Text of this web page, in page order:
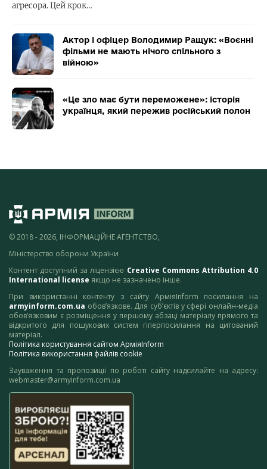
агресора. Цей крок…
Актор і офіцер Володимир Ращук: «Воєнні
фільми не мають нічого спільного з
війною»
«Це зло має бути переможене»: історія
українця, який пережив російський полон
© 2018 - 2026, ІНФОРМАЦІЙНЕ АГЕНТСТВО,
Міністерство оборони України
Контент доступний за ліцензією Creative Commons Attribution 4.0
International license якщо не зазначено інше.
При використанні контенту з сайту АрміяInform посилання на
armyinform.com.ua обов’язкове. Для суб’єктів у сфері онлайн-медіа
обов’язковим є розміщення у першому абзаці матеріалу прямого та
відкритого для пошукових систем гіперпосилання на цитований
матеріал.
Політика користування сайтом АрміяInform
Політика використання файлів cookie
Зауваження та пропозиції по роботі сайту надсилайте на адресу:
webmaster@armyinform.com.ua